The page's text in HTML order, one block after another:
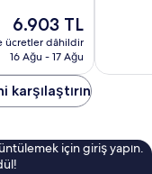
Güncel
fiyat:
6.903 TL
6.903 TL
ücretler dâhildir
16 Ağu - 17 Ağu
için giriş yapın.